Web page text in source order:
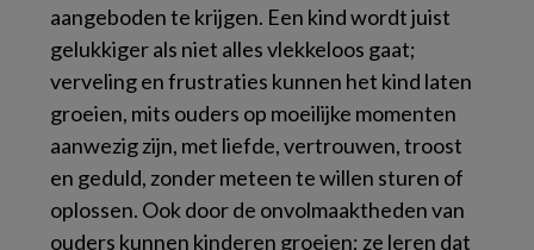
aangeboden te krijgen. Een kind wordt juist
gelukkiger als niet alles vlekkeloos gaat;
verveling en frustraties kunnen het kind laten
groeien, mits ouders op moeilijke momenten
aanwezig zijn, met liefde, vertrouwen, troost
en geduld, zonder meteen te willen sturen of
oplossen. Ook door de onvolmaaktheden van
ouders kunnen kinderen groeien; ze leren dat